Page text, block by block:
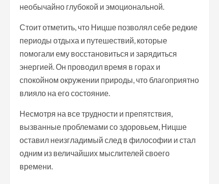
необычайно глубокой и эмоциональной.
Стоит отметить, что Ницше позволял себе редкие
периоды отдыха и путешествий, которые
помогали ему восстановиться и зарядиться
энергией. Он проводил время в горах и
спокойном окружении природы, что благоприятно
влияло на его состояние.
Несмотря на все трудности и препятствия,
вызванные проблемами со здоровьем, Ницше
оставил неизгладимый след в философии и стал
одним из величайших мыслителей своего
времени.